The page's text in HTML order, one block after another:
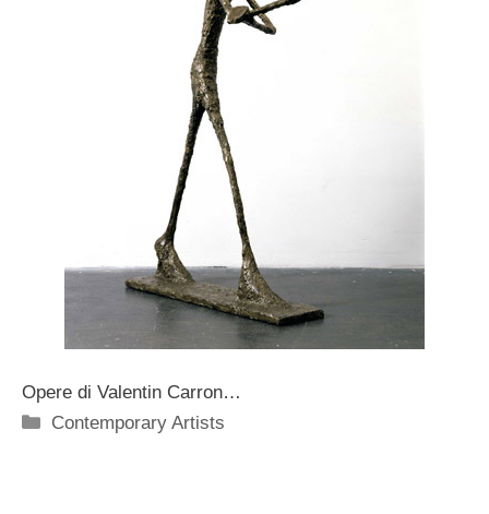
Opere di Valentin Carron…
Categorie
Contemporary Artists